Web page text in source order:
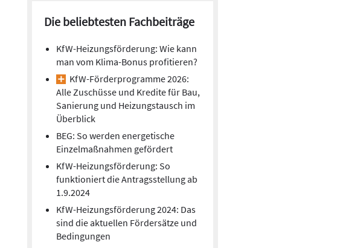
Die beliebtesten Fachbeiträge
KfW-Heizungsförderung: Wie kann
man vom Klima-Bonus profitieren?
KfW-Förderprogramme 2026:
Alle Zuschüsse und Kredite für Bau,
Sanierung und Heizungstausch im
Überblick
BEG: So werden energetische
Einzelmaßnahmen gefördert
KfW-Heizungsförderung: So
funktioniert die Antragsstellung ab
1.9.2024
KfW-Heizungsförderung 2024: Das
sind die aktuellen Fördersätze und
Bedingungen